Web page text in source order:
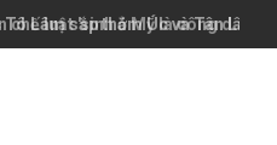
chế luật 'sinh ở Mỹ là công dân Mỹ'
Lâm sắp thăm Úc và Tân Lây Lan